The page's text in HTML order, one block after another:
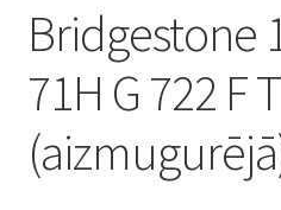
Bridgestone
71H G 722 F